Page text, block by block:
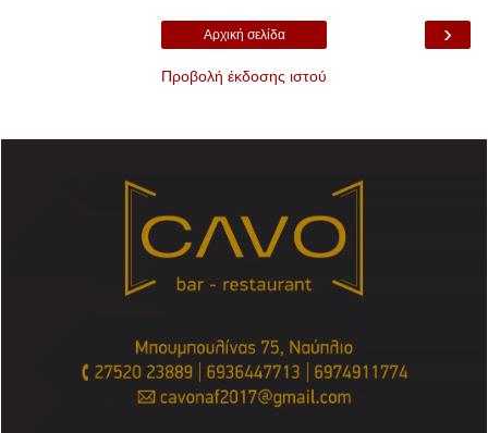
›
Αρχική σελίδα
Προβολή έκδοσης ιστού